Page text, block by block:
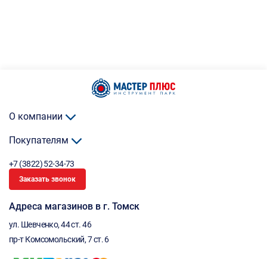
О компании
Покупателям
+7 (3822) 52-34-73
Заказать звонок
Адреса магазинов в г. Томск
ул. Шевченко, 44 ст. 46
пр-т Комсомольский, 7 ст. 6